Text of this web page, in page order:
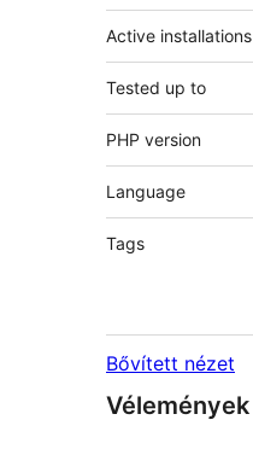
Active installations
Tested up to
PHP version
Language
Tags
Bővített nézet
Vélemények